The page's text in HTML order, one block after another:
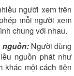
người xem trên
mỗi người xem
chung với nhau.
nguồn: Người dùng
nguồn phát như
khác một cách tiện